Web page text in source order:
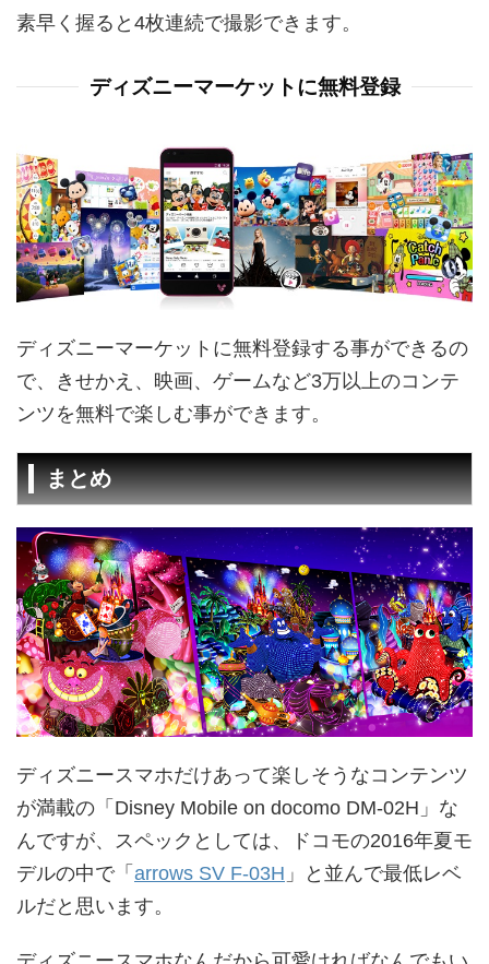
素早く握ると4枚連続で撮影できます。
ディズニーマーケットに無料登録
ディズニーマーケットに無料登録する事ができるの
で、きせかえ、映画、ゲームなど3万以上のコンテ
ンツを無料で楽しむ事ができます。
まとめ
ディズニースマホだけあって楽しそうなコンテンツ
が満載の「Disney Mobile on docomo DM-02H」な
んですが、スペックとしては、ドコモの2016年夏モ
デルの中で「 arrows SV F-03H 」と並んで最低レベ
ルだと思います。